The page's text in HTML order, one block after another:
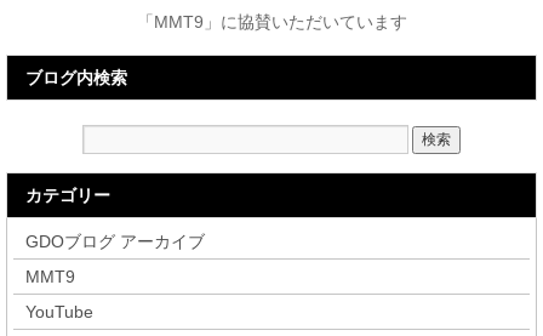
「MMT9」に協賛いただいています
ブログ内検索
カテゴリー
GDOブログ アーカイブ
MMT9
YouTube